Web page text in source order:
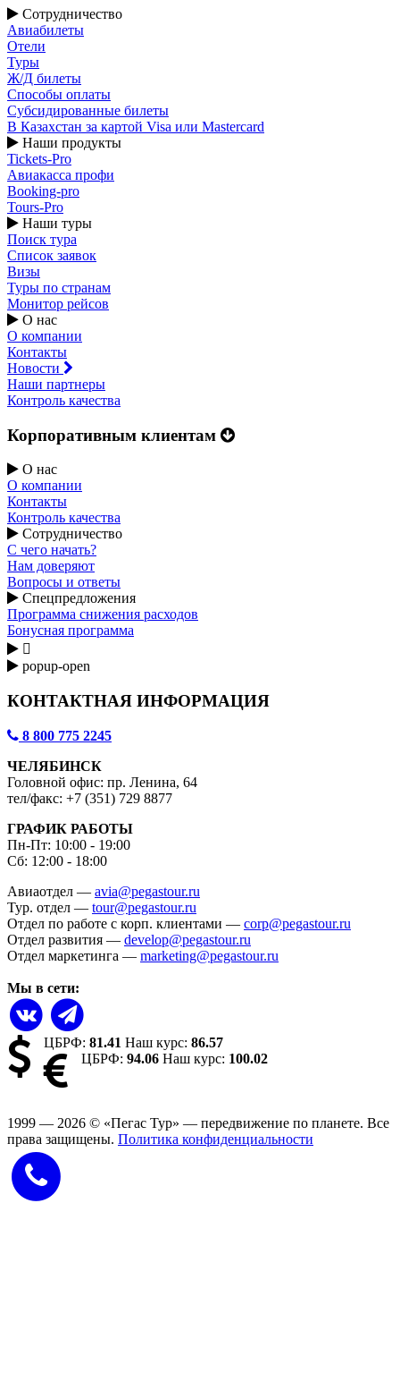
Сотрудничество
Авиабилеты
Отели
Туры
Ж/Д билеты
Способы оплаты
Субсидированные билеты
В Казахстан за картой Visa или Masterсard
Наши продукты
Tickets-Pro
Авиакасса профи
Booking-pro
Tours-Pro
Наши туры
Поиск тура
Список заявок
Визы
Туры по странам
Монитор рейсов
О нас
О компании
Контакты
Новости
Наши партнеры
Контроль качества
Корпоративным клиентам
О нас
О компании
Контакты
Контроль качества
Сотрудничество
С чего начать?
Нам доверяют
Вопросы и ответы
Спецпредложения
Программа снижения расходов
Бонусная программа

popup-open
КОНТАКТНАЯ ИНФОРМАЦИЯ
8 800 775 2245
ЧЕЛЯБИНСК
Головной офис: пр. Ленина, 64
тел/факс: +7 (351) 729 8877
ГРАФИК РАБОТЫ
Пн-Пт: 10:00 - 19:00
Сб: 12:00 - 18:00
Авиаотдел — avia@pegastour.ru
Тур. отдел — tour@pegastour.ru
Отдел по работе с корп. клиентами — corp@pegastour.ru
Отдел развития — develop@pegastour.ru
Отдел маркетинга — marketing@pegastour.ru
Мы в сети:
ЦБРФ:81.41 Наш курс:86.57
ЦБРФ: 94.06 Наш курс: 100.02
1999 — 2026 © «Пегас Тур» — передвижение по планете. Все
права защищены. Политика конфиденциальности